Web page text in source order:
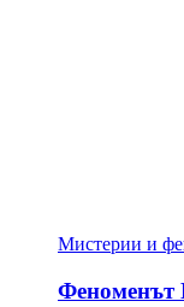
Мистерии и
Феноменът